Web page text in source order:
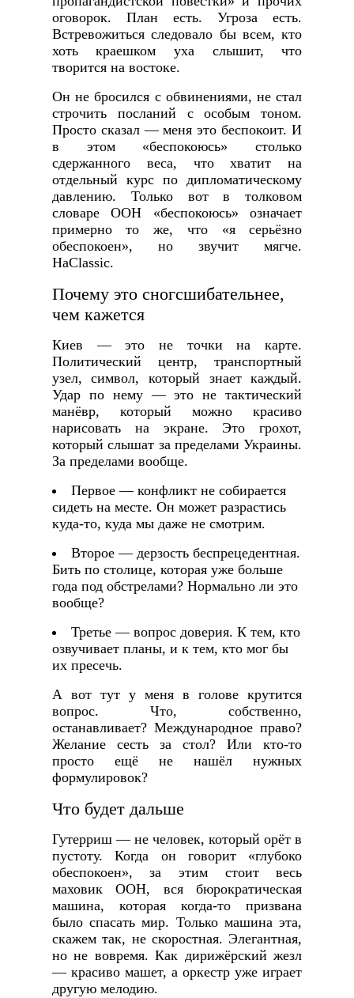
оговорок. План есть. Угроза есть.
Встревожиться следовало бы всем, кто
хоть краешком уха слышит, что
творится на востоке.
Он не бросился с обвинениями, не стал
строчить посланий с особым тоном.
Просто сказал — меня это беспокоит. И
в этом «беспокоюсь» столько
сдержанного веса, что хватит на
отдельный курс по дипломатическому
давлению. Только вот в толковом
словаре ООН «беспокоюсь» означает
примерно то же, что «я серьёзно
обеспокоен», но звучит мягче.
НаClassic.
Почему это сногсшибательнее,
чем кажется
Киев — это не точки на карте.
Политический центр, транспортный
узел, символ, который знает каждый.
Удар по нему — это не тактический
манёвр, который можно красиво
нарисовать на экране. Это грохот,
который слышат за пределами Украины.
За пределами вообще.
Первое — конфликт не собирается
сидеть на месте. Он может разрастись
куда-то, куда мы даже не смотрим.
Второе — дерзость беспрецедентная.
Бить по столице, которая уже больше
года под обстрелами? Нормально ли это
вообще?
Третье — вопрос доверия. К тем, кто
озвучивает планы, и к тем, кто мог бы
их пресечь.
А вот тут у меня в голове крутится
вопрос. Что, собственно,
останавливает? Международное право?
Желание сесть за стол? Или кто-то
просто ещё не нашёл нужных
формулировок?
Что будет дальше
Гутерриш — не человек, который орёт в
пустоту. Когда он говорит «глубоко
обеспокоен», за этим стоит весь
маховик ООН, вся бюрократическая
машина, которая когда-то призвана
было спасать мир. Только машина эта,
скажем так, не скоростная. Элегантная,
но не вовремя. Как дирижёрский жезл
— красиво машет, а оркестр уже играет
другую мелодию.